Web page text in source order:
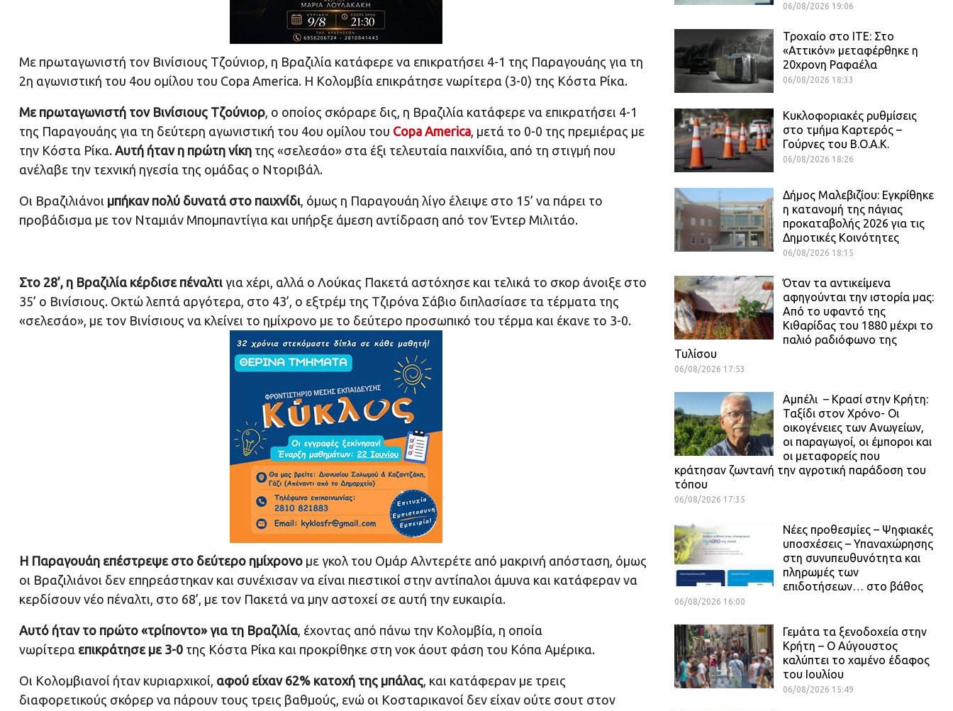
Με πρωταγωνιστή τον Βινίσιους Τζούνιορ, η Βραζιλία κατάφερε να επικρατήσει 4-1 της Παραγουάης για τη
2η αγωνιστική του 4ου ομίλου του Copa America. Η Κολομβία επικράτησε νωρίτερα (3-0) της Κόστα Ρίκα.
Με πρωταγωνιστή τον Βινίσιους Τζούνιορ, ο οποίος σκόραρε δις, η Βραζιλία κατάφερε να επικρατήσει 4-1
της Παραγουάης για τη δεύτερη αγωνιστική του 4ου ομίλου του Copa America, μετά το 0-0 της πρεμιέρας με
την Κόστα Ρίκα. Αυτή ήταν η πρώτη νίκη της «σελεσάο» στα έξι τελευταία παιχνίδια, από τη στιγμή που
ανέλαβε την τεχνική ηγεσία της ομάδας ο Ντοριβάλ.
Οι Βραζιλιάνοι μπήκαν πολύ δυνατά στο παιχνίδι, όμως η Παραγουάη λίγο έλειψε στο 15’ να πάρει το
προβάδισμα με τον Νταμιάν Μπομπαντίγια και υπήρξε άμεση αντίδραση από τον Έντερ Μιλιτάο.
Στο 28’, η Βραζιλία κέρδισε πέναλτι για χέρι, αλλά ο Λούκας Πακετά αστόχησε και τελικά το σκορ άνοιξε στο
35’ ο Βινίσιους. Οκτώ λεπτά αργότερα, στο 43’, ο εξτρέμ της Τζιρόνα Σάβιο διπλασίασε τα τέρματα της
«σελεσάο», με τον Βινίσιους να κλείνει το ημίχρονο με το δεύτερο προσωπικό του τέρμα και έκανε το 3-0.
Η Παραγουάη επέστρεψε στο δεύτερο ημίχρονο με γκολ του Ομάρ Αλντερέτε από μακρινή απόσταση, όμως
οι Βραζιλιάνοι δεν επηρεάστηκαν και συνέχισαν να είναι πιεστικοί στην αντίπαλοι άμυνα και κατάφεραν να
κερδίσουν νέο πέναλτι, στο 68’, με τον Πακετά να μην αστοχεί σε αυτή την ευκαιρία.
Αυτό ήταν το πρώτο «τρίποντο» για τη Βραζιλία, έχοντας από πάνω την Κολομβία, η οποία
νωρίτερα επικράτησε με 3-0 της Κόστα Ρίκα και προκρίθηκε στη νοκ άουτ φάση του Κόπα Αμέρικα.
Οι Κολομβιανοί ήταν κυριαρχικοί, αφού είχαν 62% κατοχή της μπάλας, και κατάφεραν με τρεις
διαφορετικούς σκόρερ να πάρουν τους τρεις βαθμούς, ενώ οι Κοσταρικανοί δεν είχαν ούτε σουτ στον
06/08/2026 19:06
Τροχαίο στο ΙΤΕ: Στο
«Αττικόν» μεταφέρθηκε η
20χρονη Ραφαέλα
06/08/2026 18:33
Κυκλοφοριακές ρυθμίσεις
στο τμήμα Καρτερός –
Γούρνες του Β.Ο.Α.Κ.
06/08/2026 18:26
Δήμος Μαλεβιζίου: Εγκρίθηκε
η κατανομή της πάγιας
προκαταβολής 2026 για τις
Δημοτικές Κοινότητες
06/08/2026 18:15
Όταν τα αντικείμενα
αφηγούνται την ιστορία μας:
Από το υφαντό της
Κιθαρίδας του 1880 μέχρι το
παλιό ραδιόφωνο της
Τυλίσου
06/08/2026 17:53
Αμπέλι – Κρασί στην Κρήτη:
Ταξίδι στον Χρόνο- Οι
οικογένειες των Ανωγείων,
οι παραγωγοί, οι έμποροι και
οι μεταφορείς που
κράτησαν ζωντανή την αγροτική παράδοση του
τόπου
06/08/2026 17:35
Νέες προθεσμίες – Ψηφιακές
υποσχέσεις – Υπαναχώρησης
στη συνυπευθυνότητα και
πληρωμές των
επιδοτήσεων… στο βάθος
06/08/2026 16:00
Γεμάτα τα ξενοδοχεία στην
Κρήτη – Ο Αύγουστος
καλύπτει το χαμένο έδαφος
του Ιουλίου
06/08/2026 15:49